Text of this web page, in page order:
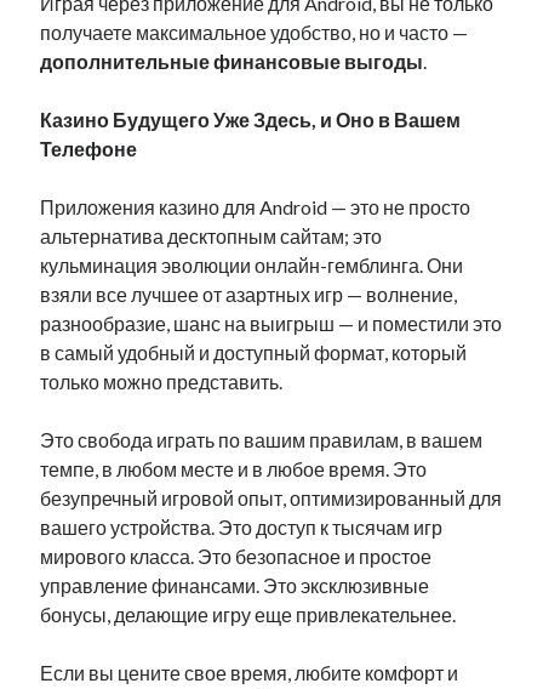
получаете максимальное удобство, но и часто —
дополнительные финансовые выгоды.
Казино Будущего Уже Здесь, и Оно в Вашем
Телефоне
Приложения казино для Android — это не просто
альтернатива десктопным сайтам; это
кульминация эволюции онлайн-гемблинга. Они
взяли все лучшее от азартных игр — волнение,
разнообразие, шанс на выигрыш — и поместили это
в самый удобный и доступный формат, который
только можно представить.
Это свобода играть по вашим правилам, в вашем
темпе, в любом месте и в любое время. Это
безупречный игровой опыт, оптимизированный для
вашего устройства. Это доступ к тысячам игр
мирового класса. Это безопасное и простое
управление финансами. Это эксклюзивные
бонусы, делающие игру еще привлекательнее.
Если вы цените свое время, любите комфорт и